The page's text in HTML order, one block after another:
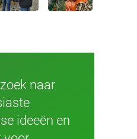
naar
ideeën en